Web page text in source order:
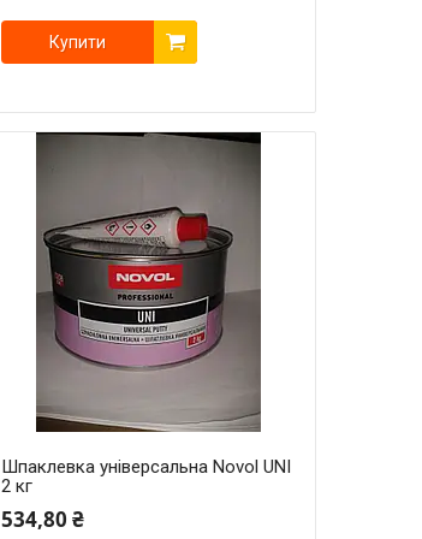
Купити
Шпаклевка універсальна Novol UNI
2 кг
534,80 ₴